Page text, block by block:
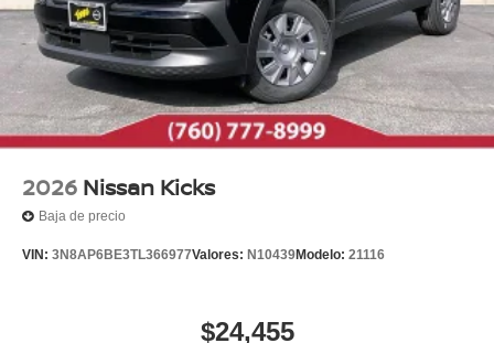
2026 Nissan Kicks
Baja de precio
VIN: 3N8AP6BE3TL366977Valores: N10439Modelo: 21116
$24,455